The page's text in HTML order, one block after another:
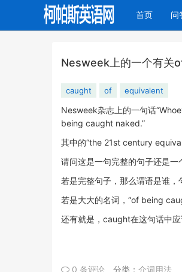
首页 问
Nesweek上的一个有关
caught of equivalent
Nesweek杂志上的一句话
being caught naked.”
其中的“the 21st century
请问这是一句完整的句子还是一
若是完整句子，那么谓语是谁，
若是大大的名词，“of being
还有就是，caught在这句话中
0 条评论 分类： 介词用法